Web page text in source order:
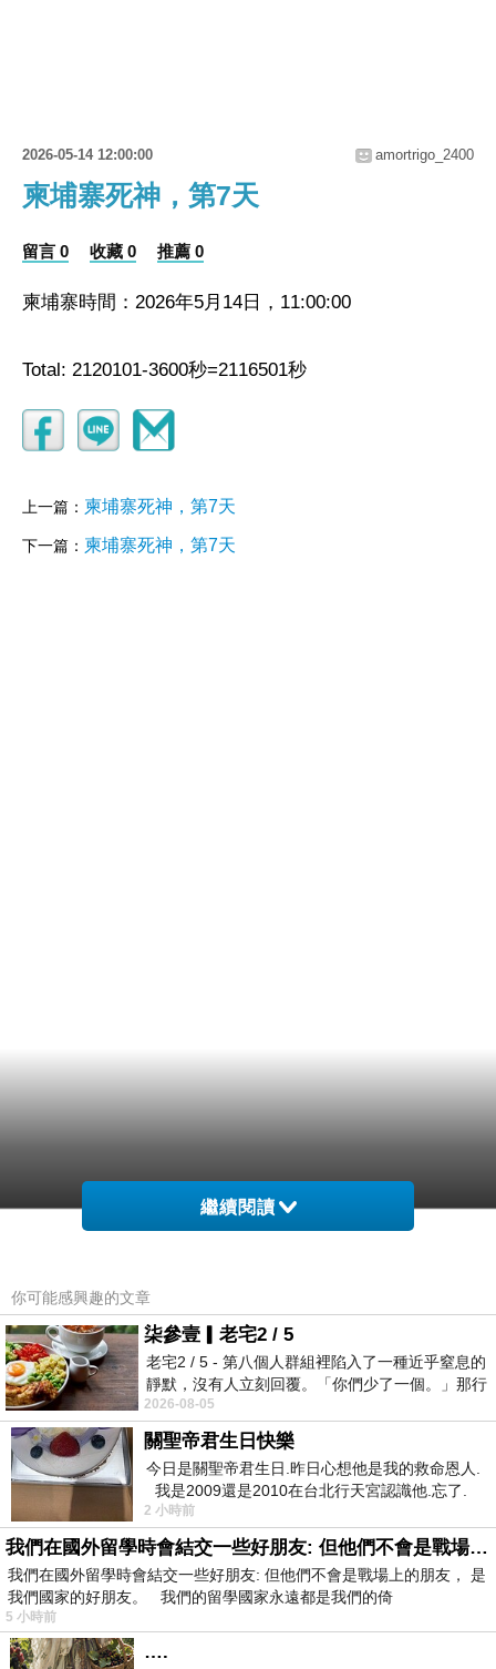
2026-05-14 12:00:00 amortrigo_2400
柬埔寨死神，第7天
留言 0 收藏 0 推薦 0
柬埔寨時間：2026年5月14日，11:00:00
Total: 2120101-3600秒=2116501秒
上一篇： 柬埔寨死神，第7天
下一篇： 柬埔寨死神，第7天
繼續閱讀
你可能感興趣的文章
柒參壹▎老宅2 / 5
老宅2 / 5 - 第八個人群組裡陷入了一種近乎窒息的
靜默，沒有人立刻回覆。「你們少了一個。」那行
字像一顆冰冷的鐵釘，硬生生刺進螢
2026-08-05
關聖帝君生日快樂
今日是關聖帝君生日.昨日心想他是我的救命恩人.
我是2009還是2010在台北行天宮認識他.忘了.
一個奇摩交友的網友學
2 小時前
我們在國外留學時會結交一些好朋友: 但他們不會是戰場上的朋友
我們在國外留學時會結交一些好朋友: 但他們不會是戰場上的朋友， 是
我們國家的好朋友。 我們的留學國家永遠都是我們的倚
5 小時前
….